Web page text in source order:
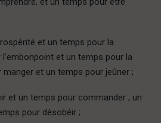
et un temps pour la
et un temps pour la
et un temps pour jeûner ;
et un temps pour commander ; un
pour désobéir ;